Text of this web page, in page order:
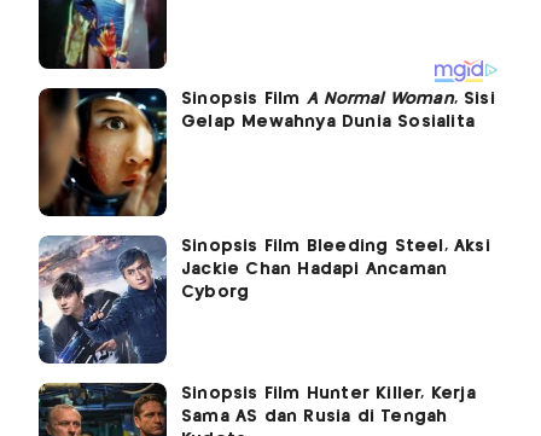
Sinopsis Film A Normal Woman, Sisi
Gelap Mewahnya Dunia Sosialita
Sinopsis Film Bleeding Steel, Aksi
Jackie Chan Hadapi Ancaman
Cyborg
Sinopsis Film Hunter Killer, Kerja
Sama AS dan Rusia di Tengah